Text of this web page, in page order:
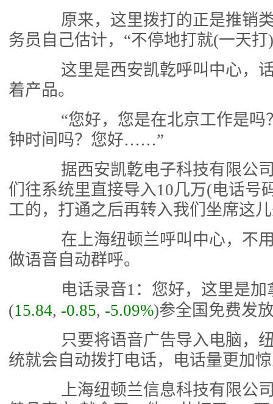
原来，这里拨打的正是推销类
务员自己估计，“不停地打就(一天打
这里是西安凯亁呼叫中心，话
着产品。
“您好，您是在北京工作是吗
钟时间吗？您好……”
据西安凯亁电子科技有限公司
们往系统里直接导入10几万(电话号
工的，打通之后再转入我们坐席这
在上海纽顿兰呼叫中心，不用
做语音自动群呼。
电话录音1：您好，这里是加
(15.84, -0.85, -5.09%)参全国免费发
只要将语音广告导入电脑，纽
统就会自动拨打电话，电话量更加
上海纽顿兰信息科技有限公司